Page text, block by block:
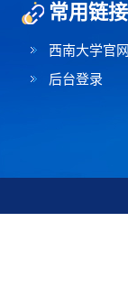
常用链接
西南大学官
后台登录